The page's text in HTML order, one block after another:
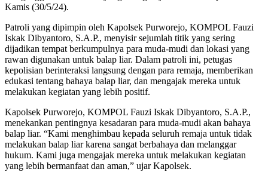
Kamis (30/5/24).
Patroli yang dipimpin oleh Kapolsek Purworejo, KOMPOL Fauzi
Iskak Dibyantoro, S.A.P., menyisir sejumlah titik yang sering
dijadikan tempat berkumpulnya para muda-mudi dan lokasi yang
rawan digunakan untuk balap liar. Dalam patroli ini, petugas
kepolisian berinteraksi langsung dengan para remaja, memberikan
edukasi tentang bahaya balap liar, dan mengajak mereka untuk
melakukan kegiatan yang lebih positif.
Kapolsek Purworejo, KOMPOL Fauzi Iskak Dibyantoro, S.A.P.,
menekankan pentingnya kesadaran para muda-mudi akan bahaya
balap liar. “Kami menghimbau kepada seluruh remaja untuk tidak
melakukan balap liar karena sangat berbahaya dan melanggar
hukum. Kami juga mengajak mereka untuk melakukan kegiatan
yang lebih bermanfaat dan aman,” ujar Kapolsek.